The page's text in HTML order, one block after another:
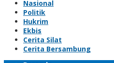
Nasional
Politik
Hukrim
Ekbis
Cerita Silat
Cerita Bersambung